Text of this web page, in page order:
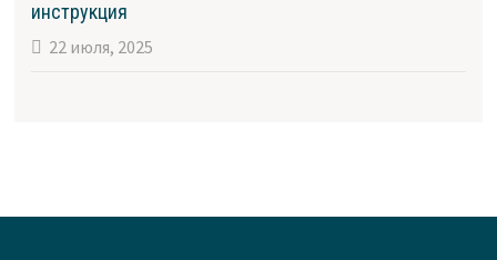
инструкция
22 июля, 2025